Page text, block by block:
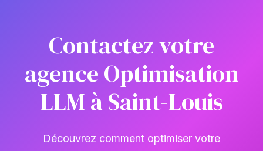
Contactez votre
agence Optimisation
LLM à Saint-Louis
Découvrez comment optimiser votre